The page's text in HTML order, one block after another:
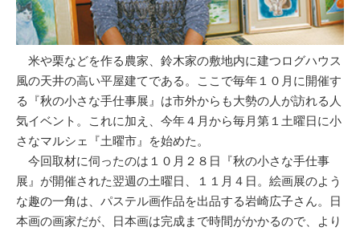
米や栗などを作る農家、鈴木家の敷地内に建つログハウス
風の天井の高い平屋建てである。ここで毎年１０月に開催す
る『秋の小さな手仕事展』は市外からも大勢の人が訪れる人
気イベント。これに加え、今年４月から毎月第１土曜日に小
さなマルシェ『土曜市』を始めた。
今回取材に伺ったのは１０月２８日『秋の小さな手仕事
展』が開催された翌週の土曜日、１１月４日。絵画展のよう
な趣の一角は、パステル画作品を出品する岩崎広子さん。日
本画の画家だが、日本画は完成まで時間がかかるので、より